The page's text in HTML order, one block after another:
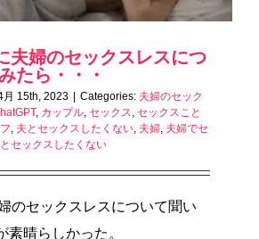
婦のセックスレスにつ
たら・・・
月 15th, 2023 Categories: 夫婦のセック
, カップル, セックス, セックスこと
, 夫とセックスしたくない, 夫婦, 夫婦でセ
セックスしたくない
のセックスレスについて聞い
素晴らしかった。